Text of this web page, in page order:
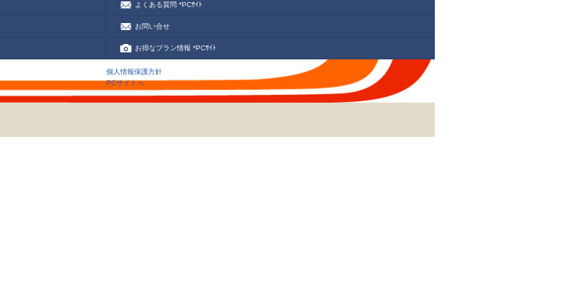
よくある質問 *PCｻｲﾄ
お問い合せ
お得なプラン情報 *PCｻｲﾄ
個人情報保護方針
PCサイトへ